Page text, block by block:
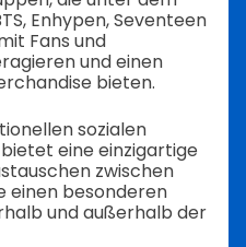
Enhypen, Seventeen
Fans und
und einen
bieten.
sozialen
eine einzigartige
zwischen
einen besonderen
und außerhalb der